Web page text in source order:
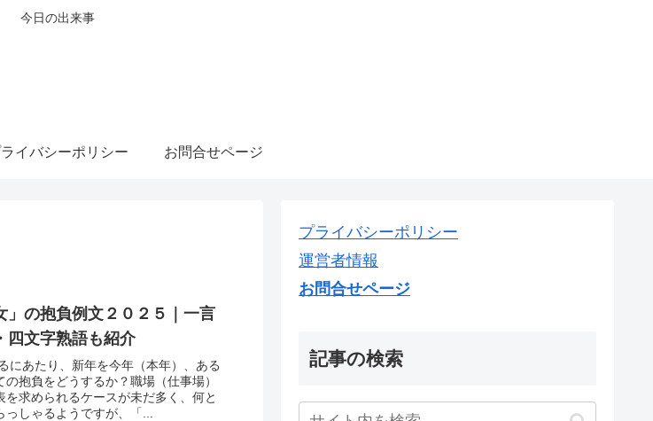
今日の出来事
イバシーポリシー お問合せページ
」の抱負例文２０２５｜一言
四文字熟語も紹介
にあたり、新年を今年（本年）、ある
抱負をどうするか？職場（仕事場）
求められるケースが未だ多く、何と
しゃるようですが、「...
プライバシーポリシー
運営者情報
お問合せページ
記事の検索